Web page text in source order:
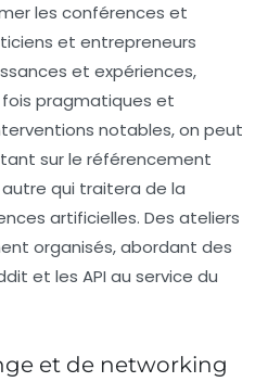
les conférences et
et entrepreneurs
et expériences,
pragmatiques et
notables, on peut
sur le référencement
autre qui traitera de la
artificielles. Des ateliers
organisés, abordant des
et les API au service du
et de networking